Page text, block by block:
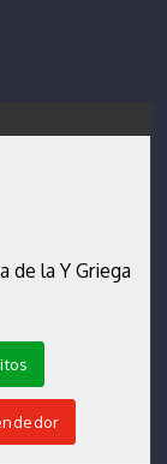
de la Y Griega